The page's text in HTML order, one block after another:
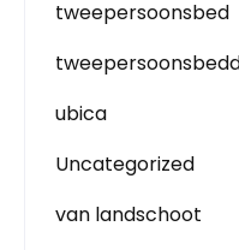
tweepersoonsbed
ubica
Uncategorized
van landschoot